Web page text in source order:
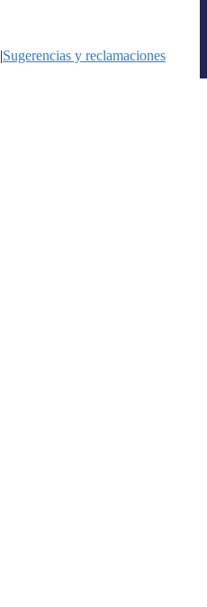
|Sugerencias y reclamaciones